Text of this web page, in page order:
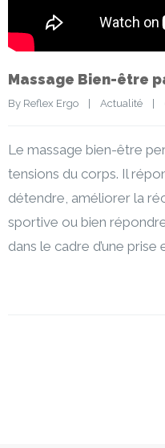
Massage Bien-être
By Reflex Ergo Actualité
Le massage bien-être
tensions du corps. Il
détendre, améliorer la
sportive ou bien
dans le cadre d’une